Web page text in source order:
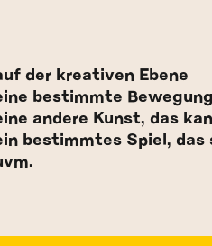
der kreativen Ebene
bestimmte
andere Kunst, das
bestimmtes Spiel,